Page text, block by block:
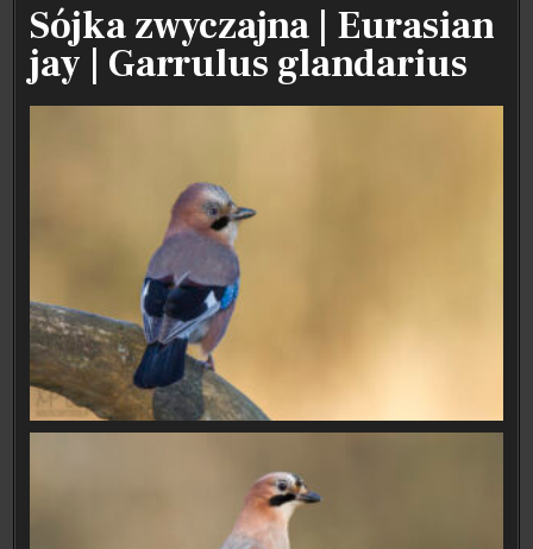
Sójka zwyczajna | Eurasian
jay | Garrulus glandarius